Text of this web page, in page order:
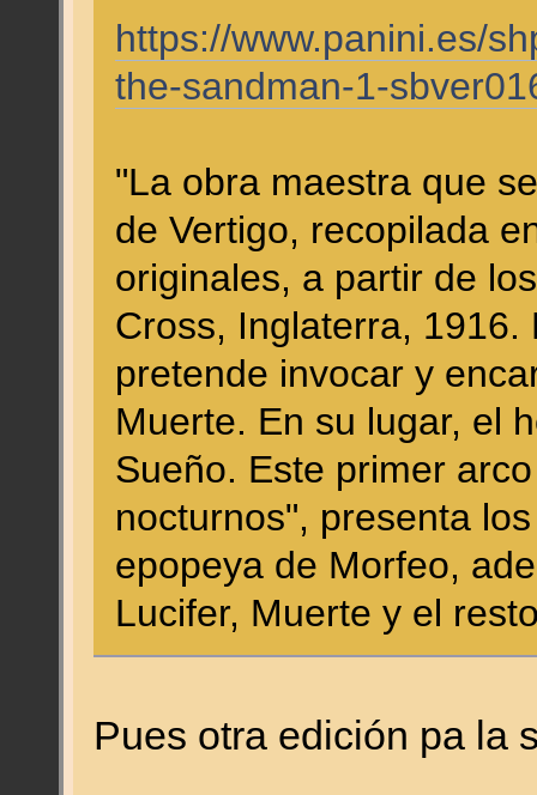
https://www.panini.es/
the-sandman-1-
"La obra maestra que
de Vertigo, recopilada
originales, a partir de
Cross, Inglaterra, 1916.
pretende invocar y
Muerte. En su lugar, el
Sueño. Este primer
nocturnos", presenta
epopeya de Morfeo,
Lucifer, Muerte y el
Pues otra edición pa